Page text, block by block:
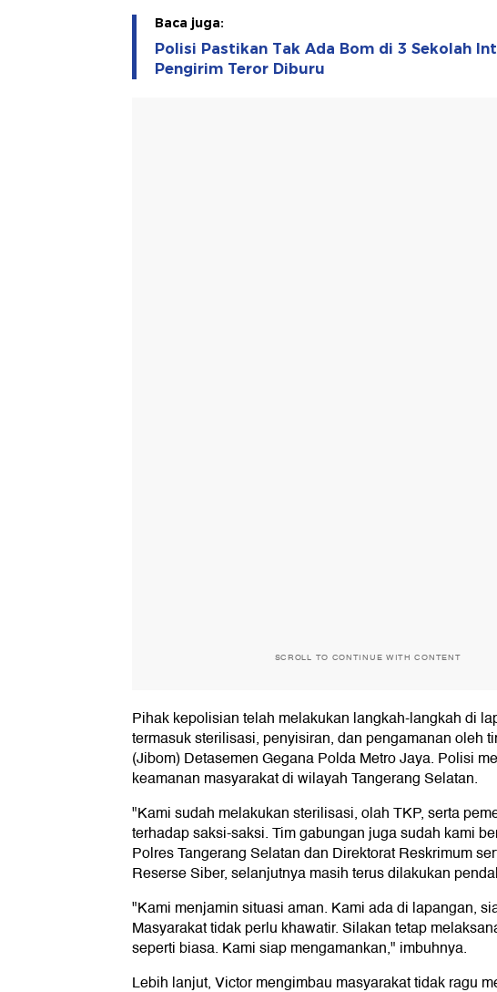
Baca juga:
Polisi Pastikan Tak Ada Bom di 3 Sekolah
Pengirim Teror Diburu
SCROLL TO CONTINUE WITH CONTENT
Pihak kepolisian telah melakukan langkah-langkah di
termasuk sterilisasi, penyisiran, dan pengamanan oleh
(Jibom) Detasemen Gegana Polda Metro Jaya. Polisi
keamanan masyarakat di wilayah Tangerang Selatan.
"Kami sudah melakukan sterilisasi, olah TKP, serta
terhadap saksi-saksi. Tim gabungan juga sudah kami
Polres Tangerang Selatan dan Direktorat Reskrimum
Reserse Siber, selanjutnya masih terus dilakukan
"Kami menjamin situasi aman. Kami ada di lapangan,
Masyarakat tidak perlu khawatir. Silakan tetap
seperti biasa. Kami siap mengamankan," imbuhnya.
Lebih lanjut, Victor mengimbau masyarakat tidak ragu